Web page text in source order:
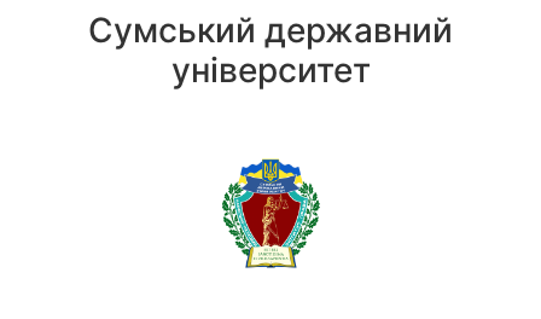
Сумський державний
університет